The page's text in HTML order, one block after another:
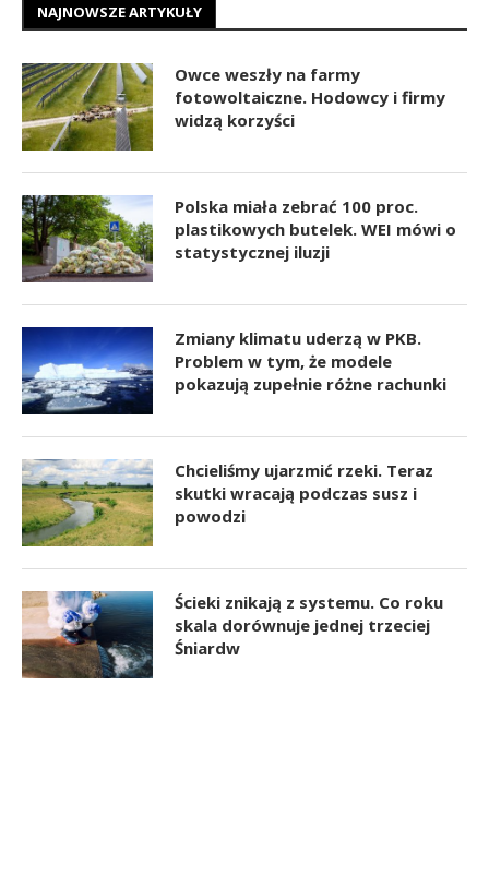
NAJNOWSZE ARTYKUŁY
Owce weszły na farmy
fotowoltaiczne. Hodowcy i firmy
widzą korzyści
Polska miała zebrać 100 proc.
plastikowych butelek. WEI mówi o
statystycznej iluzji
Zmiany klimatu uderzą w PKB.
Problem w tym, że modele
pokazują zupełnie różne rachunki
Chcieliśmy ujarzmić rzeki. Teraz
skutki wracają podczas susz i
powodzi
Ścieki znikają z systemu. Co roku
skala dorównuje jednej trzeciej
Śniardw